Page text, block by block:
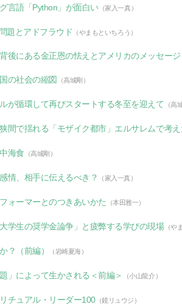
言語「Python」が面白い （家入一真）
題とアドフラウド （やまもといちろう）
後にある金正恩の怯えとアメリカのメッセー
の社会の縮図 （高城剛）
が循環して再びスタートする冬至を迎えて （高
間で揺れる「モザイク都市」エルサレムで考
海食 （高城剛）
情、相手に伝えるべき？ （家入一真）
ォーマーとのつきあいかた （本田雅一）
学生の奨学金論争」と疲弊する学びの現場（や
？（前編） （岩崎夏海）
」によって生かされる＜前編＞ （小山龍介）
チュアル・リーダー100（鏡リュウジ）